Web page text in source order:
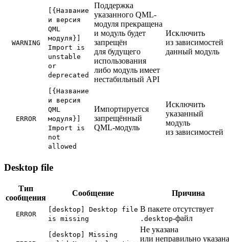
WARNING
[{Название
и версия
QML
модуля}]
Import is
unstable
or
deprecated
Поддержка
указанного QML-
модуля прекращена
и модуль будет
запрещён
для будущего
использования
либо модуль имеет
нестабильный API
Исключить
из зависимостей
данный модуль
ERROR
[{Название
и версия
QML
модуля}]
Import is
not
allowed
Импортируется
запрещённый
QML-модуль
Исключить
указанный
модуль
из зависимостей
Desktop file
Тип
сообщения
Сообщение Причина
ERROR
[desktop] Desktop file
is missing
В пакете отсутствует
.desktop-файл
[desktop] Missing
Не указана
или неправильно указана